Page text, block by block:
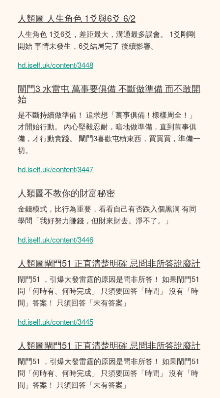
人類圖 人生角色 1爻與6爻 6/2
人生角色 1爻6爻，差距最大，溝通最多誤會。 1爻剛剛
開始 事情未發生，6爻結局完了 後續影響。
hd.iself.uk/content/3448
閘門3 水雷屯 萬事要俱備 不斷做準備 而不敢開
始
是不斷持續做準備！ 追求想「萬事俱備！樣樣周全！」
才開始行動。 內心堅毅忍耐，暗地做準備，直到萬事俱
備，才行動實踐。 閘門3喜歡屯積東西，買買買，準備一
切。
hd.iself.uk/content/3447
人類圖不教你的財富秘密
金錢模式，比行為重要，看看自己有否跌入個黑洞 有同
學問「我好努力賺錢，但財來財去。淨不了。」
hd.iself.uk/content/3446
人類圖閘門51 正直清楚明確 忌問非所答說廢計
閘門51 ，引爆大發雷霆的原因是問非所答！ 如果閘門51
問「何時有、何時完成」 只須要回答「時間」 沒有「時
間」答案！ 只須回答「未有答案」
hd.iself.uk/content/3445
人類圖閘門51 正直清楚明確 忌問非所答說廢計
閘門51 ，引爆大發雷霆的原因是問非所答！ 如果閘門51
問「何時有、何時完成」 只須要回答「時間」 沒有「時
間」答案！ 只須回答「未有答案」